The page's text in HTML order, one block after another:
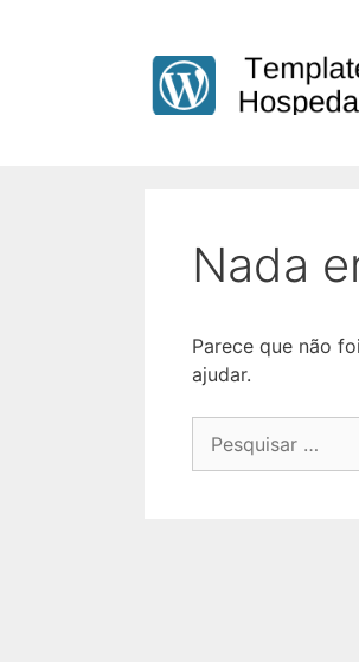
Nada
Parece que não
ajudar.
por: